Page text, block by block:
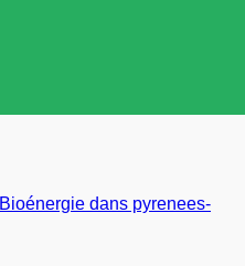
Bioénergie dans pyrenees-